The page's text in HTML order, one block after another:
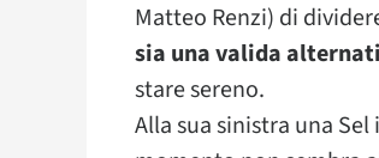
Matteo Renzi) di
sia una valida
stare sereno.
Alla sua sinistra una